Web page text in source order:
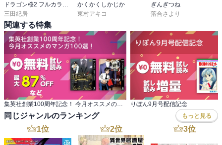
三田紀房
かくかくしかじか
東村アキコ
ぎんぎつね
落合さより
関連する特集
りぼん9月号配信記念
同じジャンルのランキング もっと見る
1位 2位 3位